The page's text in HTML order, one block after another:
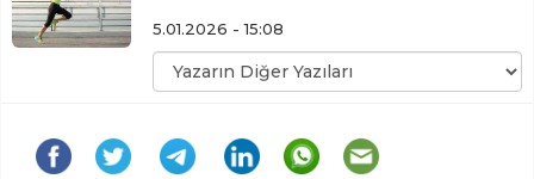
5.01.2026 - 15:08